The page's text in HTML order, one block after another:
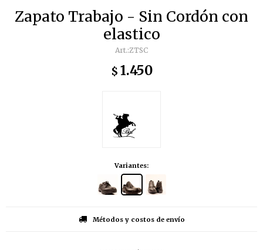
Zapato Trabajo - Sin Cordón con
elastico
ZTSC
$ 1.450
Variantes:
Métodos y costos de envío